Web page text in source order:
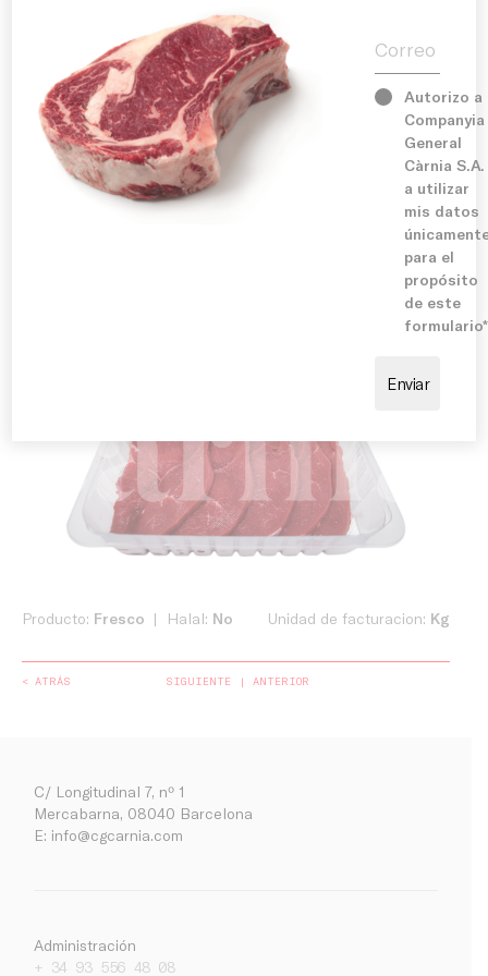
Servicios
Instalaciones
Compromiso
Sugerencia de cocinado:
Ideal para cocinar a la plancha o en sartén con una
cocción rápida que preserve toda su jugosidad.
Perfecto para acompañar con verduras, patatas,
ensaladas o arroces. También puede utilizarse en
Producto: Fresco Halal: No Unidad de facturacion: Kg
< ATRÁS SIGUIENTE ANTERIOR
C/ Longitudinal 7, nº 1
Mercabarna, 08040 Barcelona
E: info@cgcarnia.com
Administración
+ 34 93 556 48 08
Autorizo a
Companyia
General
Càrnia S.A.
a utilizar
mis datos
para el
propósito
de este
formulario*